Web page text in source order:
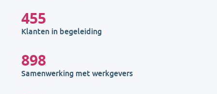
455
Klanten in begeleiding
898
Samenwerking met werkgevers